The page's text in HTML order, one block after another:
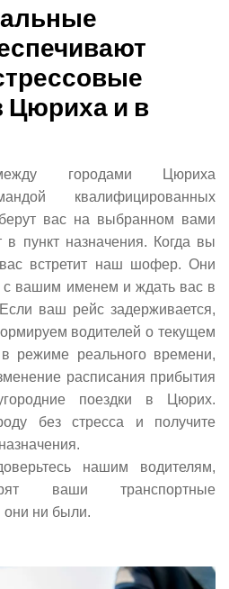
Цюриха и в
городами Цюриха
квалифицированных
вас на выбранном вами
в пункт назначения. Когда вы
встретит наш шофер. Они
с вашим именем и ждать вас в
ваш рейс задерживается,
водителей о текущем
режиме реального времени,
расписания прибытия
поездки в Цюрих.
без стресса и получите
нашим водителям,
ваши транспортные
они ни были.